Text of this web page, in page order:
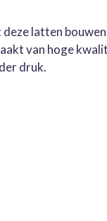
latten
van hoge
druk.